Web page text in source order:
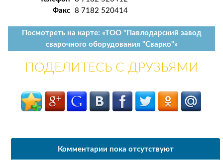
Факс 8 7182 520414
Посмотреть на карте: «ТОО "Павлодарский завод
сварочного оборудования "Сварко"»
ПОДЕЛИТЕСЬ С ДРУЗЬЯМИ
Комментарии пока отсутствуют